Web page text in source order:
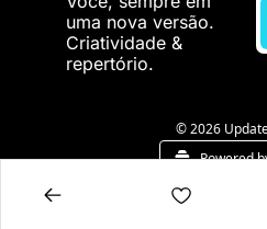
uma nova versão.
Criatividade &
repertório.
© 2026
Powered